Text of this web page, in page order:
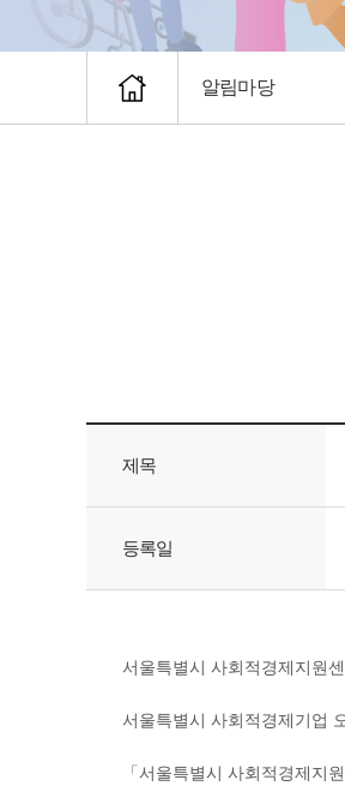
알림마당
제목
등록일
서울특별시 사회적경제지원
서울특별시 사회적경제기업
「서울특별시 사회적경제지